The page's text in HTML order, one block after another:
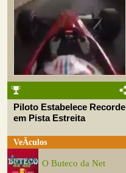
Piloto Estabelece Recorde
em Pista Estreita
VeÃ­culos
O Buteco da Net